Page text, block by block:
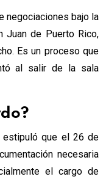
negociaciones bajo la
Juan de Puerto Rico,
Es un proceso que
al salir de la sala
estipuló que el 26 de
necesaria
el cargo de